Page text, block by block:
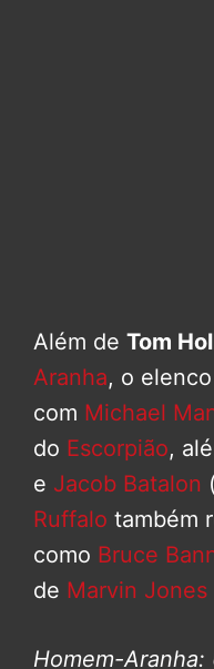
Além de Tom
Aranha, o
com Michael
do Escorpião,
e Jacob Batalon
Ruffalo também
como Bruce
de Marvin Jones
Homem-Aranha: